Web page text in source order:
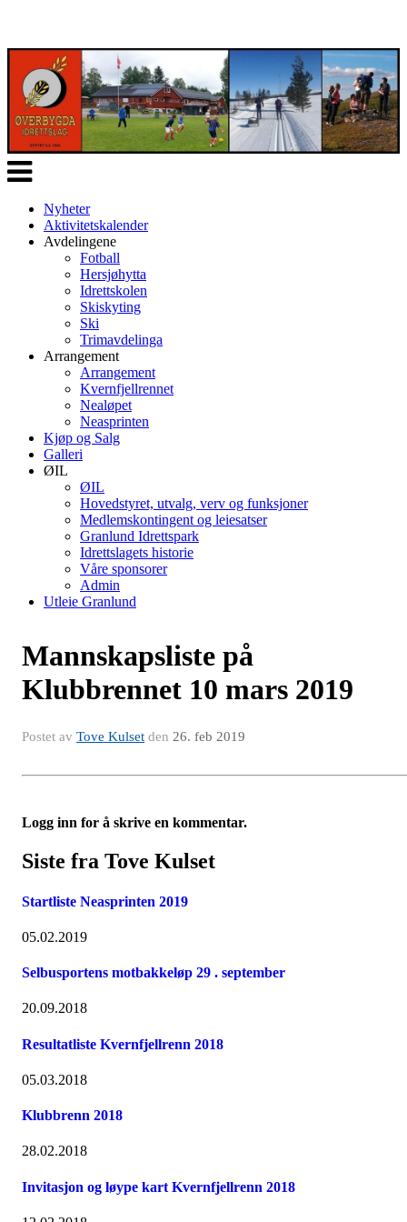
Veksle
navigasjon
Nyheter
Aktivitetskalender
Avdelingene
Fotball
Hersjøhytta
Idrettskolen
Skiskyting
Ski
Trimavdelinga
Arrangement
Arrangement
Kvernfjellrennet
Nealøpet
Neasprinten
Kjøp og Salg
Galleri
ØIL
ØIL
Hovedstyret, utvalg, verv og funksjoner
Medlemskontingent og leiesatser
Granlund Idrettspark
Idrettslagets historie
Våre sponsorer
Admin
Utleie Granlund
Mannskapsliste på
Klubbrennet 10 mars 2019
Postet av Tove Kulset den 26. feb 2019
Logg inn for å skrive en kommentar.
Siste fra Tove Kulset
Startliste Neasprinten 2019
05.02.2019
Selbusportens motbakkeløp 29 . september
20.09.2018
Resultatliste Kvernfjellrenn 2018
05.03.2018
Klubbrenn 2018
28.02.2018
Invitasjon og løype kart Kvernfjellrenn 2018